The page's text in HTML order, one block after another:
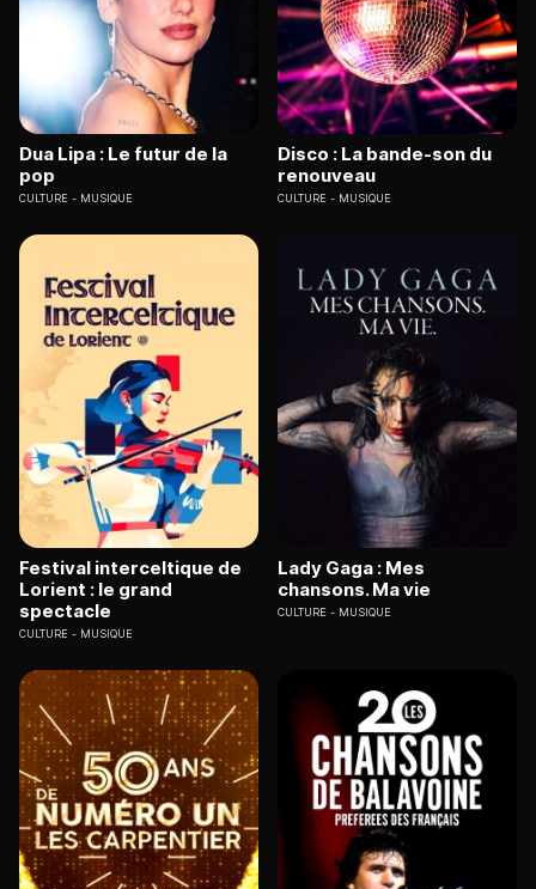
Dua Lipa : Le futur de la
pop
CULTURE MUSIQUE
Disco : La bande-son du
renouveau
CULTURE MUSIQUE
Festival interceltique de
Lorient : le grand
spectacle
CULTURE MUSIQUE
Lady Gaga : Mes
chansons. Ma vie
CULTURE MUSIQUE